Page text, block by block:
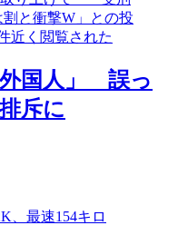
外国人」 誤っ
斥に
、最速154キロ